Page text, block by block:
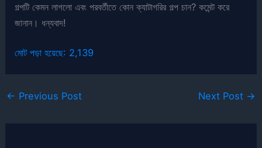
গল্পটি কেমন লাগলো এবং পরবর্তীতে কোন ক্যাটাগরির গল্প চান? কমেন্ট করে
জানান। ধন্যবাদ!
মোট পড়া হয়েছে: 2,139
← Previous Post Next Post →